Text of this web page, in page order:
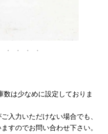
は少なめに設定しておりま
入力いただけない場合でも、
すのでお問い合わせ下さい。